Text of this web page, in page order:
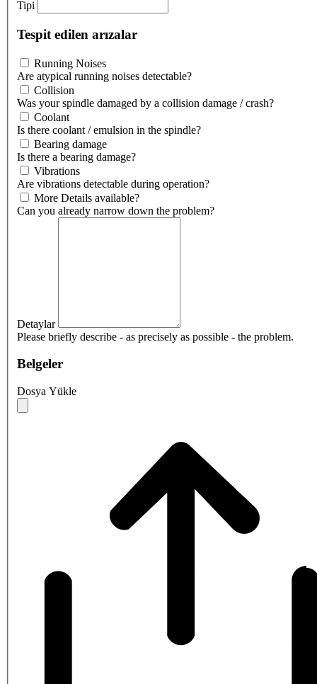
Tipi
Tespit edilen arızalar
Running Noises
Are atypical running noises detectable?
Collision
Was your spindle damaged by a collision damage / crash?
Coolant
Is there coolant / emulsion in the spindle?
Bearing damage
Is there a bearing damage?
Vibrations
Are vibrations detectable during operation?
More Details available?
Can you already narrow down the problem?
Detaylar
Please briefly describe - as precisely as possible - the problem.
Belgeler
Dosya Yükle